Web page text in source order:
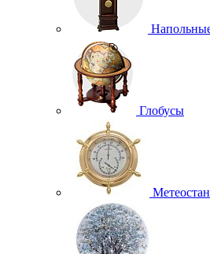
Глобусы